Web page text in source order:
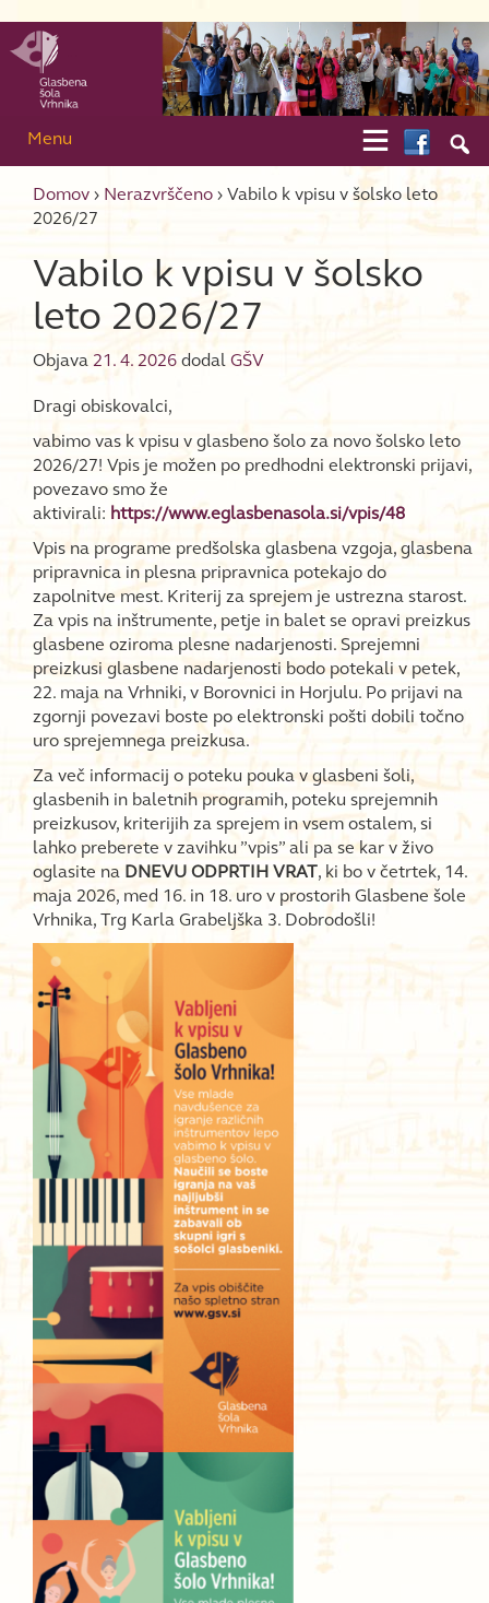

Menu 
Domov › Nerazvrščeno › Vabilo k vpisu v šolsko leto
2026/27
Vabilo k vpisu v šolsko
leto 2026/27
Objava 21. 4. 2026 dodal GŠV
Dragi obiskovalci,
vabimo vas k vpisu v glasbeno šolo za novo šolsko leto
2026/27! Vpis je možen po predhodni elektronski prijavi,
povezavo smo že
aktivirali: https://www.eglasbenasola.si/vpis/48
Vpis na programe predšolska glasbena vzgoja, glasbena
pripravnica in plesna pripravnica potekajo do
zapolnitve mest. Kriterij za sprejem je ustrezna starost.
Za vpis na inštrumente, petje in balet se opravi preizkus
glasbene oziroma plesne nadarjenosti. Sprejemni
preizkusi glasbene nadarjenosti bodo potekali v petek,
22. maja na Vrhniki, v Borovnici in Horjulu. Po prijavi na
zgornji povezavi boste po elektronski pošti dobili točno
uro sprejemnega preizkusa.
Za več informacij o poteku pouka v glasbeni šoli,
glasbenih in baletnih programih, poteku sprejemnih
preizkusov, kriterijih za sprejem in vsem ostalem, si
lahko preberete v zavihku ”vpis” ali pa se kar v živo
oglasite na DNEVU ODPRTIH VRAT, ki bo v četrtek, 14.
maja 2026, med 16. in 18. uro v prostorih Glasbene šole
Vrhnika, Trg Karla Grabeljška 3. Dobrodošli!